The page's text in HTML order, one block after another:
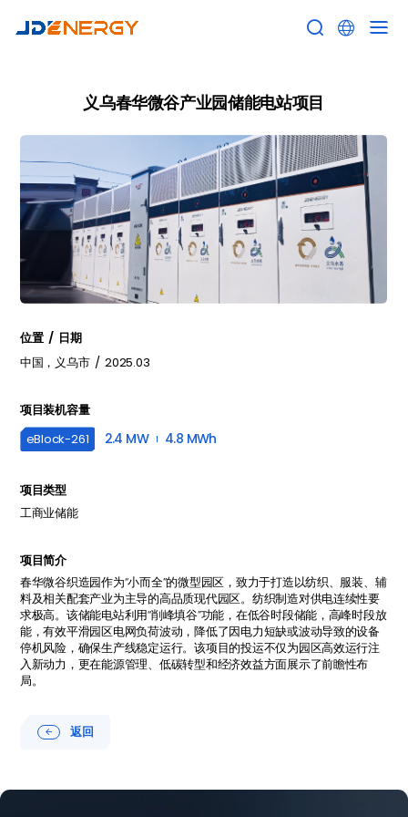
 
 返回
义乌春华微谷产业园储能电站项目
位置 / 日期
中国，义乌市 / 2025.03
项目装机容量
eBlock-261 2.4 MW 4.8 MWh
项目类型
工商业储能
项目简介
春华微谷织造园作为“小而全”的微型园区，致力于打造以纺织、服装、辅
料及相关配套产业为主导的高品质现代园区。纺织制造对供电连续性要
求极高。该储能电站利用“削峰填谷”功能，在低谷时段储能，高峰时段放
能，有效平滑园区电网负荷波动，降低了因电力短缺或波动导致的设备
停机风险，确保生产线稳定运行。该项目的投运不仅为园区高效运行注
入新动力，更在能源管理、低碳转型和经济效益方面展示了前瞻性布
局。